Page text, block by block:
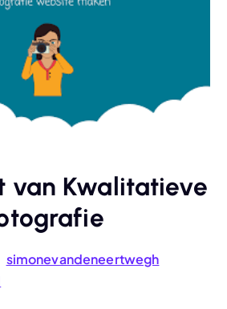
van Kwalitatieve
simonevandeneertwegh